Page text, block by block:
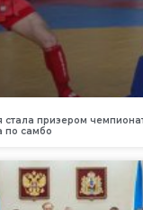
призером
по самбо